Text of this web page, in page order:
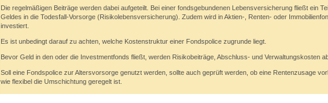
Die regelmäßigen Beiträge werden dabei aufgeteilt. Bei einer fondsgebundenen Lebensversicherung fließt ein
Geldes in die Todesfall-Vorsorge (Risikolebensversicherung). Zudem wird in Aktien-, Renten- oder
investiert.
Es ist unbedingt darauf zu achten, welche Kostenstruktur einer Fondspolice zugrunde liegt.
Bevor Geld in den oder die Investmentfonds fließt, werden Risikobeiträge, Abschluss- und Verwaltungskosten
Soll eine Fondspolice zur Altersvorsorge genutzt werden, sollte auch geprüft werden, ob eine Rentenzusage
wie flexibel die Umschichtung geregelt ist.